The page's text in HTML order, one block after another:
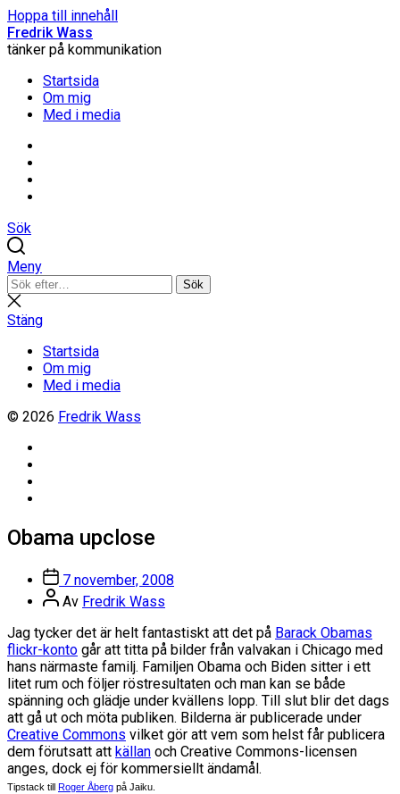
Hoppa till innehåll
Fredrik Wass
tänker på kommunikation
Startsida
Om mig
Med i media
Sök
Meny
Sök
efter:
Sök
Stäng
sökning
Stäng
Startsida
Om mig
Med i media
© 2026 Fredrik Wass
Obama upclose
Inläggsdatum
7 november, 2008
Inläggsförfattare
Av Fredrik Wass
Jag tycker det är helt fantastiskt att det på Barack Obamas
flickr-konto går att titta på bilder från valvakan i Chicago med
hans närmaste familj. Familjen Obama och Biden sitter i ett
litet rum och följer röstresultaten och man kan se både
spänning och glädje under kvällens lopp. Till slut blir det dags
att gå ut och möta publiken. Bilderna är publicerade under
Creative Commons vilket gör att vem som helst får publicera
dem förutsatt att källan och Creative Commons-licensen
anges, dock ej för kommersiellt ändamål.
Tipstack till Roger Åberg på Jaiku.